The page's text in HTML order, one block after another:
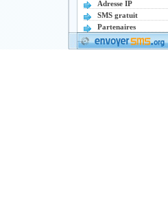
Adresse IP
SMS gratuit
Partenaires